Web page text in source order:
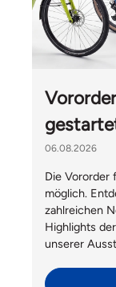
06.08.2026
Die Vororder
möglich.
zahlreichen
Highlights
unserer